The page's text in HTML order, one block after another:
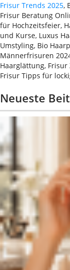
Frisur Trends 2025,
Frisur Beratung
für Hochzeitsfeier,
und Kurse, Luxus
Umstyling, Bio
Männerfrisuren
Haarglättung, Frisur
Frisur Tipps für
Neueste